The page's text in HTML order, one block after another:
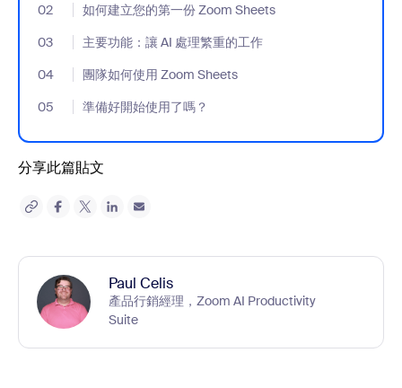
02
如何建立您的第一份 Zoom Sheets
- Jumplink to 如何建立您的第一份 Zoom Sheets
03
主要功能：讓 AI 處理繁重的工作
- Jumplink to 主要功能：讓 AI 處理繁重的工作
04
團隊如何使用 Zoom Sheets
- Jumplink to 團隊如何使用 Zoom Sheets
05
準備好開始使用了嗎？
- Jumplink to 準備好開始使用了嗎？
分享此篇貼文
Paul Celis
產品行銷經理，Zoom AI Productivity
Suite